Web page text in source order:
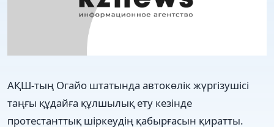
АҚШ-тың Огайо штатында автокөлік жүргізушісі
таңғы құдайға құлшылық ету кезінде
протестанттық шіркеудің қабырғасын қиратты.